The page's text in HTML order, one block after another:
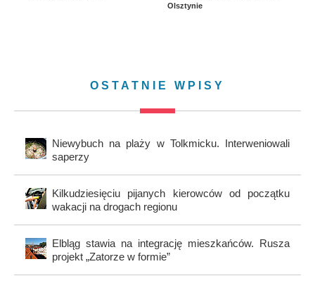
Olsztynie
OSTATNIE WPISY
Niewybuch na plaży w Tolkmicku. Interweniowali
saperzy
Kilkudziesięciu pijanych kierowców od początku
wakacji na drogach regionu
Elbląg stawia na integrację mieszkańców. Rusza
projekt „Zatorze w formie”